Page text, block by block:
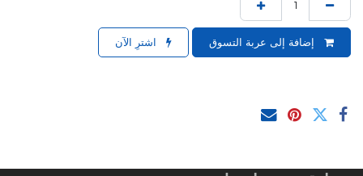
إضافة إلى عربة التسوق اشترِ الآن